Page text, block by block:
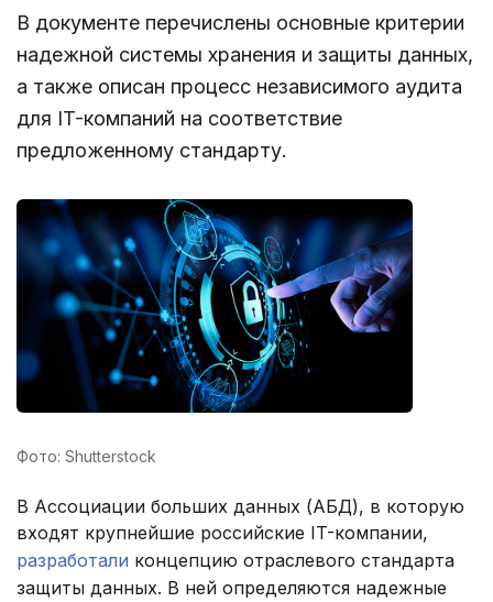
В документе перечислены основные критерии
надежной системы хранения и защиты данных,
а также описан процесс независимого аудита
для IT-компаний на соответствие
предложенному стандарту.
Фото: Shutterstock
В Ассоциации больших данных (АБД), в которую
входят крупнейшие российские IT-компании,
разработали концепцию отраслевого стандарта
защиты данных. В ней определяются надежные